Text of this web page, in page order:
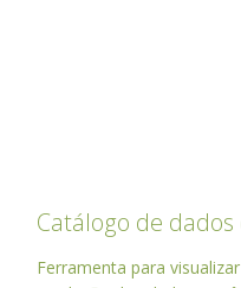
Catálogo de
Ferramenta para